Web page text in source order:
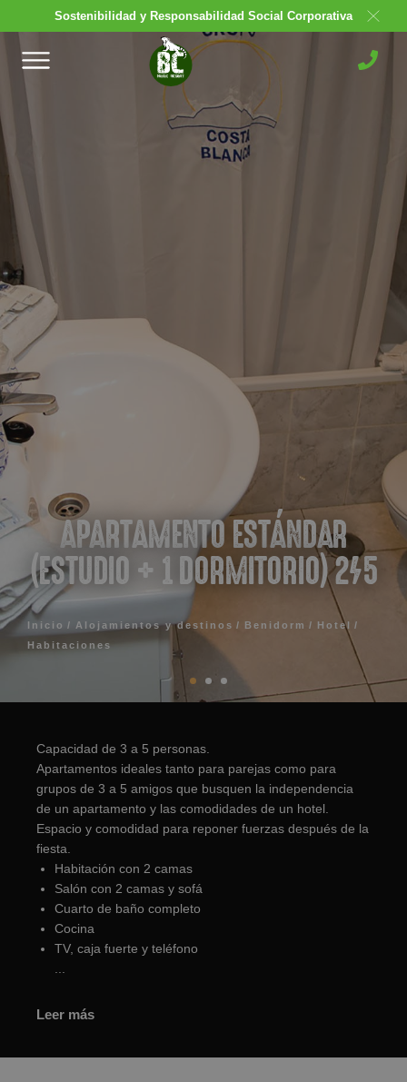
Sostenibilidad y Responsabilidad Social Corporativa
APARTAMENTO ESTÁNDAR
(ESTUDIO + 1 DORMITORIO) 2/5
Inicio Alojamientos y destinos Benidorm
Hotel
Habitaciones
Capacidad de 3 a 5 personas.
Apartamentos ideales tanto para parejas como para
grupos de 3 a 5 amigos que busquen la independencia
de un apartamento y las comodidades de un hotel.
Espacio y comodidad para reponer fuerzas después de la
fiesta.
Habitación con 2 camas
Salón con 2 camas y sofá
Cuarto de baño completo
Cocina
TV, caja fuerte y teléfono
Leer más